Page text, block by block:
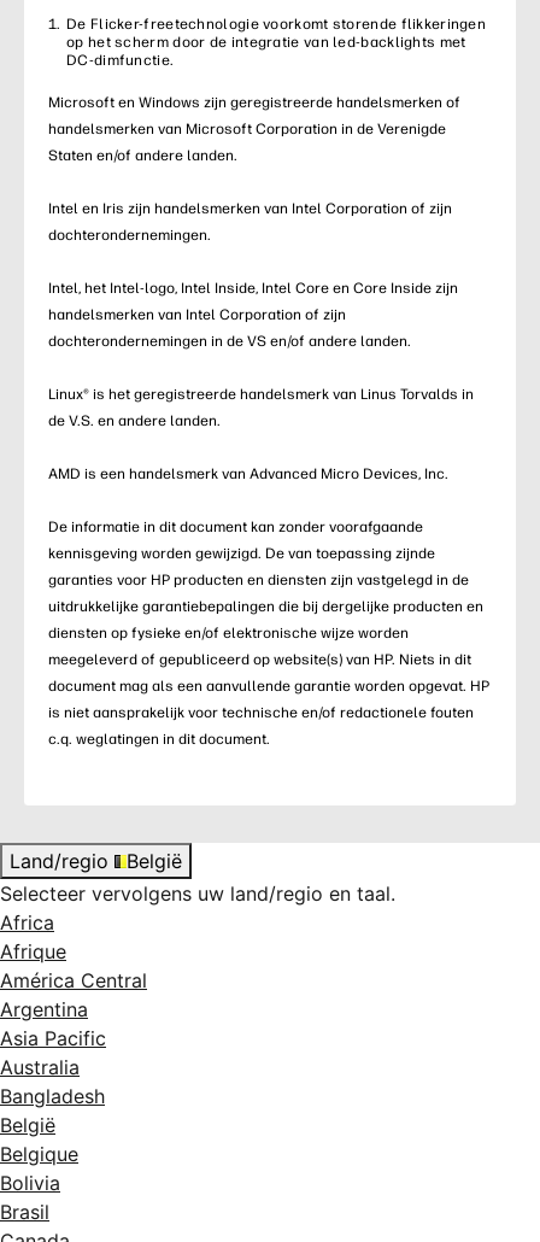
De Flicker-freetechnologie voorkomt storende flikkeringen
op het scherm door de integratie van led-backlights met
DC-dimfunctie.
Microsoft en Windows zijn geregistreerde handelsmerken of
handelsmerken van Microsoft Corporation in de Verenigde
Staten en/of andere landen.
Intel en Iris zijn handelsmerken van Intel Corporation of zijn
dochterondernemingen.
Intel, het Intel-logo, Intel Inside, Intel Core en Core Inside zijn
handelsmerken van Intel Corporation of zijn
dochterondernemingen in de VS en/of andere landen.
Linux® is het geregistreerde handelsmerk van Linus Torvalds in
de V.S. en andere landen.
AMD is een handelsmerk van Advanced Micro Devices, Inc.
De informatie in dit document kan zonder voorafgaande
kennisgeving worden gewijzigd. De van toepassing zijnde
garanties voor HP producten en diensten zijn vastgelegd in de
uitdrukkelijke garantiebepalingen die bij dergelijke producten en
diensten op fysieke en/of elektronische wijze worden
meegeleverd of gepubliceerd op website(s) van HP. Niets in dit
document mag als een aanvullende garantie worden opgevat. HP
is niet aansprakelijk voor technische en/of redactionele fouten
c.q. weglatingen in dit document.
Land/regio
België
Selecteer vervolgens uw land/regio en taal.
Africa
Afrique
América Central
Argentina
Asia Pacific
Australia
Bangladesh
België
Belgique
Bolivia
Brasil